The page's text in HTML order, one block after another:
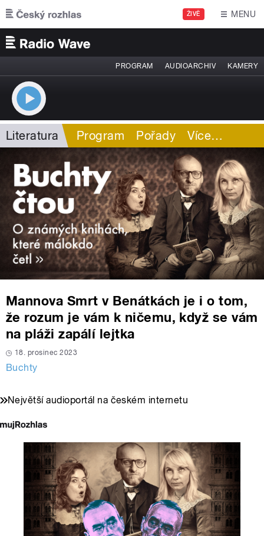
Přejít k hlavnímu obsahu
ŽIVĚ MENU
PROGRAM AUDIOARCHIV KAMERY
Literatura Program Pořady Více…
Mannova Smrt v Benátkách je i o tom,
že rozum je vám k ničemu, když se vám
na pláži zapálí lejtka
18. prosinec 2023
Buchty
Největší audioportál na českém internetu